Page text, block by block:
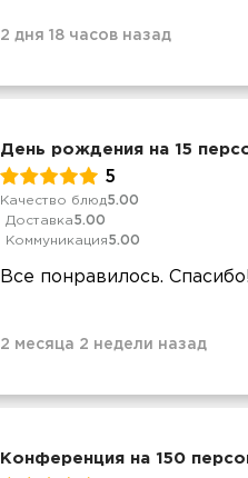
2 дня 18 часов назад
День рождения на 15
5
Качество блюд5.00
Доставка5.00
Коммуникация5.00
Все понравилось. Спасибо!
2 месяца 2 недели назад
Конференция на 150